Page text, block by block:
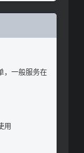
，一般服务在
用